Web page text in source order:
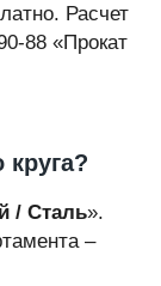
Расчет
88 «Прокат
круга?
/ Сталь».
–